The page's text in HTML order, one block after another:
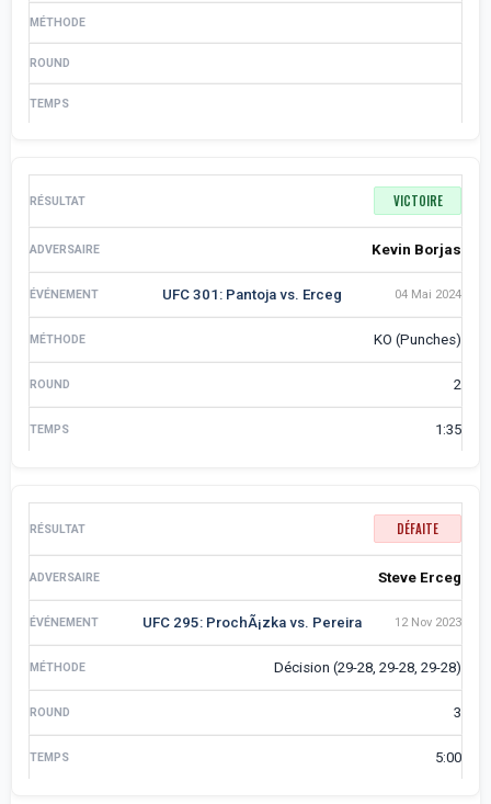
VICTOIRE
Kevin Borjas
UFC 301: Pantoja vs. Erceg 04 Mai 2024
KO (Punches)
2
1:35
DÉFAITE
Steve Erceg
UFC 295: ProchÃ¡zka vs. Pereira 12 Nov 2023
Décision (29-28, 29-28, 29-28)
3
5:00